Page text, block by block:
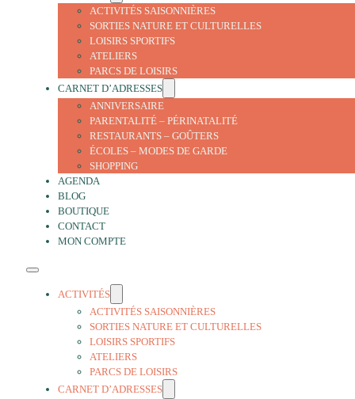
ACTIVITÉS SAISONNIÈRES
SORTIES NATURE ET CULTURELLES
LOISIRS SPORTIFS
ATELIERS
PARCS DE LOISIRS
CARNET D’ADRESSES
ANNIVERSAIRE
PARENTALITÉ – PÉRINATALITÉ
RESTAURANTS – GOÛTERS
ÉCOLES – MODES DE GARDE
SHOPPING
AGENDA
BLOG
BOUTIQUE
CONTACT
MON COMPTE
ACTIVITÉS
ACTIVITÉS SAISONNIÈRES
SORTIES NATURE ET CULTURELLES
LOISIRS SPORTIFS
ATELIERS
PARCS DE LOISIRS
CARNET D’ADRESSES